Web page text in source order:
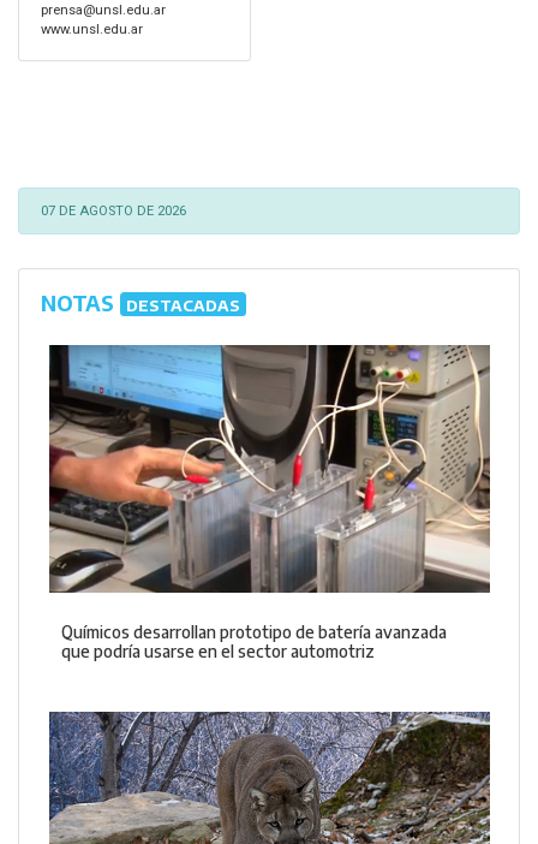
prensa@unsl.edu.ar
www.unsl.edu.ar
07 DE AGOSTO DE 2026
NOTAS DESTACADAS
Químicos desarrollan prototipo de batería avanzada
que podría usarse en el sector automotriz